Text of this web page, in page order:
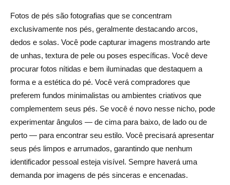
Qual é a melhor plataforma para iniciantes?
Com que frequência devo publicar novos conteúdos?
Fotos de pés são fotografias que se concentram
exclusivamente nos pés, geralmente destacando arcos,
dedos e solas. Você pode capturar imagens mostrando arte
de unhas, textura de pele ou poses específicas. Você deve
procurar fotos nítidas e bem iluminadas que destaquem a
forma e a estética do pé. Você verá compradores que
preferem fundos minimalistas ou ambientes criativos que
complementem seus pés. Se você é novo nesse nicho, pode
experimentar ângulos — de cima para baixo, de lado ou de
perto — para encontrar seu estilo. Você precisará apresentar
seus pés limpos e arrumados, garantindo que nenhum
identificador pessoal esteja visível. Sempre haverá uma
demanda por imagens de pés sinceras e encenadas.